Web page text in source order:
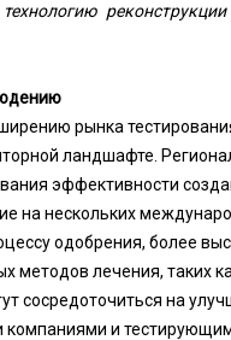
рынка
ландшафте.
эффективности
на нескольких
одобрения, более
методов лечения, таких
сосредоточиться на
и